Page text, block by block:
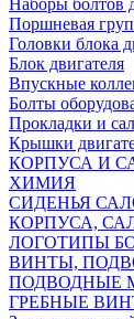
Наборы болтов
Поршневая
Головки блока
Блок двигателя
Впускные
Болты
Прокладки и
Крышки
КОРПУСА И
ХИМИЯ
СИДЕНЬЯ
КОРПУСА,
ЛОГОТИПЫ
ВИНТЫ,
ПОДВОДНЫЕ
ГРЕБНЫЕ